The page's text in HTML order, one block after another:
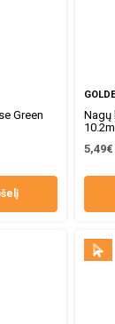
Green
Nagų
5,49€